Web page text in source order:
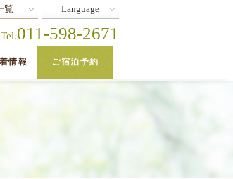
覧 Language
Tel.011-598-2671
情報 ご宿泊予約